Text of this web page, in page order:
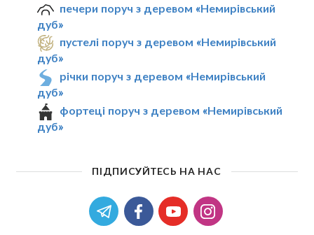
печери поруч з деревом «Немирівський
дуб»
пустелі поруч з деревом «Немирівський
дуб»
річки поруч з деревом «Немирівський
дуб»
фортеці поруч з деревом «Немирівський
дуб»
ПІДПИСУЙТЕСЬ НА НАС